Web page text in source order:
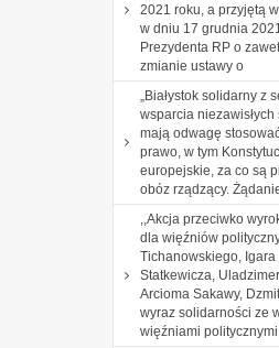
2021 roku, a przyjętą
w dniu 17 grudnia
Prezydenta RP o
zmianie ustawy o
„Białystok solidarny z
wsparcia niezawisłych
mają odwagę
prawo, w tym
europejskie, za co są
obóz rządzący.
,,Akcja przeciwko
dla więźniów
Tichanowskiego,
Statkewicza,
Arcioma Sakawy,
wyraz solidarności ze
więźniami politycznymi